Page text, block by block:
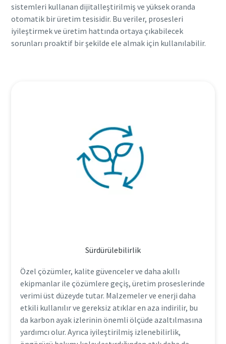
sistemleri kullanan dijitalleştirilmiş ve yüksek oranda
otomatik bir üretim tesisidir. Bu veriler, prosesleri
iyileştirmek ve üretim hattında ortaya çıkabilecek
sorunları proaktif bir şekilde ele almak için kullanılabilir.
Sürdürülebilirlik
Özel çözümler, kalite güvenceler ve daha akıllı
ekipmanlar ile çözümlere geçiş, üretim proseslerinde
verimi üst düzeyde tutar. Malzemeler ve enerji daha
etkili kullanılır ve gereksiz atıklar en aza indirilir, bu
da karbon ayak izlerinin önemli ölçüde azaltılmasına
yardımcı olur. Ayrıca iyileştirilmiş izlenebilirlik,